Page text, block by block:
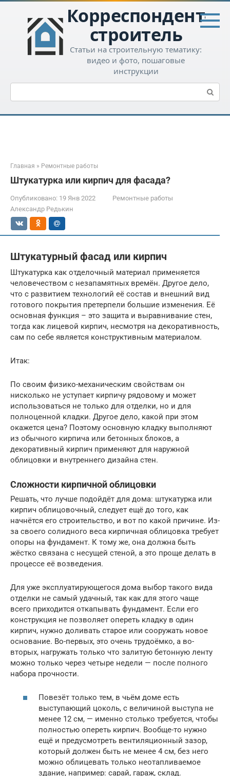
Перейти
контенту
Корреспондент-
строитель
Статьи на строительную тематику:
видео и фото, пошаговые
инструкции
Поиск:
Главная » Ремонтные работы
Штукатурка или кирпич для фасада?
Опубликовано: 19 Янв 2022
Ремонтные работы
Александр Редькин
Штукатурный фасад или кирпич
Штукатурка как отделочный материал применяется
человечеством с незапамятных времён. Другое дело,
что с развитием технологий её состав и внешний вид
готового покрытия претерпели большие изменения. Её
основная функция – это защита и выравнивание стен,
тогда как лицевой кирпич, несмотря на декоративность,
сам по себе является конструктивным материалом.
Итак:
По своим физико-механическим свойствам он
нисколько не уступает кирпичу рядовому и может
использоваться не только для отделки, но и для
полноценной кладки. Другое дело, какой при этом
окажется цена? Поэтому основную кладку выполняют
из обычного кирпича или бетонных блоков, а
декоративный кирпич применяют для наружной
облицовки и внутреннего дизайна стен.
Сложности кирпичной облицовки
Решать, что лучше подойдёт для дома: штукатурка или
кирпич облицовочный, следует ещё до того, как
начнётся его строительство, и вот по какой причине. Из-
за своего солидного веса кирпичная облицовка требует
опоры на фундамент. К тому же, она должна быть
жёстко связана с несущей стеной, а это проще делать в
процессе её возведения.
Для уже эксплуатирующегося дома выбор такого вида
отделки не самый удачный, так как для этого чаще
всего приходится откапывать фундамент. Если его
конструкция не позволяет опереть кладку в один
кирпич, нужно доливать старое или сооружать новое
основание. Во-первых, это очень трудоёмко, а во-
вторых, нагружать только что залитую бетонную ленту
можно только через четыре недели — после полного
набора прочности.
Повезёт только тем, в чьём доме есть
выступающий цоколь, с величиной выступа не
менее 12 см, — именно столько требуется, чтобы
полностью опереть кирпич. Вообще-то нужно
ещё и предусмотреть вентиляционный зазор,
который должен быть не менее 4 см, без него
можно облицевать только неотапливаемое
здание, например: сарай, гараж, склад.